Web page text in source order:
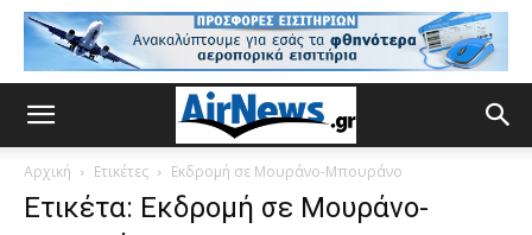
Αρχική Ετικέτες Εκδρομή σε Μουράνο-Μπουράνο
Ετικέτα: Εκδρομή σε Μουράνο-